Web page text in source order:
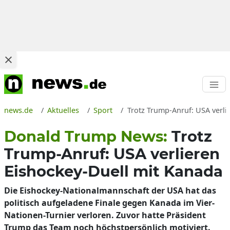
news.de Aktuelles Sport Trotz Trump-Anruf: USA
Donald Trump News: Trotz
Trump-Anruf: USA verlieren
Eishockey-Duell mit Kanada
Die Eishockey-Nationalmannschaft der USA hat das
politisch aufgeladene Finale gegen Kanada im Vier-
Nationen-Turnier verloren. Zuvor hatte Präsident
Trump das Team noch höchstpersönlich motiviert.